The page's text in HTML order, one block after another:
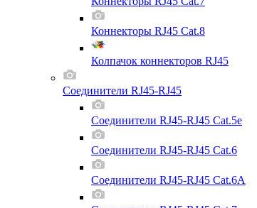
Коннекторы RJ45 Cat.8
Колпачок коннекторов RJ45
Соединители RJ45-RJ45
Соединители RJ45-RJ45 Cat.5e
Соединители RJ45-RJ45 Cat.6
Соединители RJ45-RJ45 Cat.6A